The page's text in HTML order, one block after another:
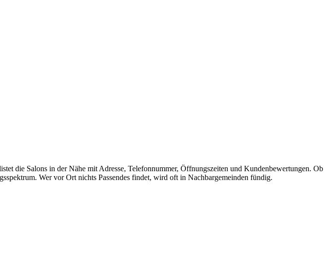
die Salons in der Nähe mit Adresse, Telefonnummer, Öffnungszeiten und Kundenbewertungen. Ob
Wer vor Ort nichts Passendes findet, wird oft in Nachbargemeinden fündig.